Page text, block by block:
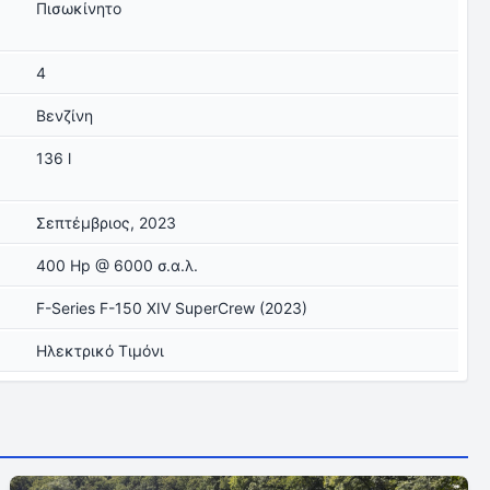
Πισωκίνητο
4
Βενζίνη
136 l
Σεπτέμβριος, 2023
400 Hp @ 6000 σ.α.λ.
F-Series F-150 XIV SuperCrew (2023)
Ηλεκτρικό Τιμόνι